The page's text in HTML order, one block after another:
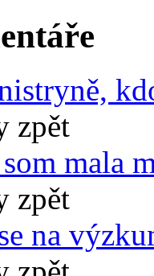
zpět
mala
zpět
na